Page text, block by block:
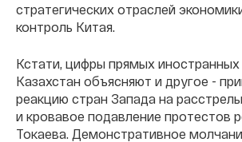
стратегических отраслей
контроль Китая.
Кстати, цифры прямых иностранных
Казахстан объясняют и другое -
реакцию стран Запада на
и кровавое подавление протестов
Токаева. Демонстративное